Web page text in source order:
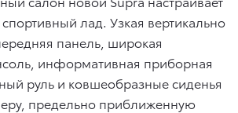
лад. Узкая вертикально
панель, широкая
информативная приборная
руль и ковшеобразные сиденья
предельно приближенную